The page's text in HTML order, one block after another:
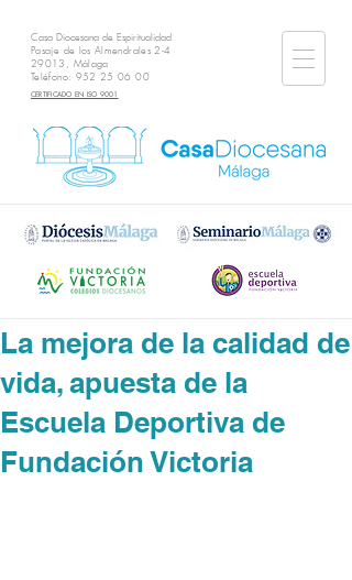
Casa Diocesana de Espiritualidad
Pasaje de los Almendrales 2-4
29013, Málaga
Teléfono: 952 25 06 00
CERTIFICADO EN ISO 9001
La mejora de la calidad de
vida, apuesta de la
Escuela Deportiva de
Fundación Victoria